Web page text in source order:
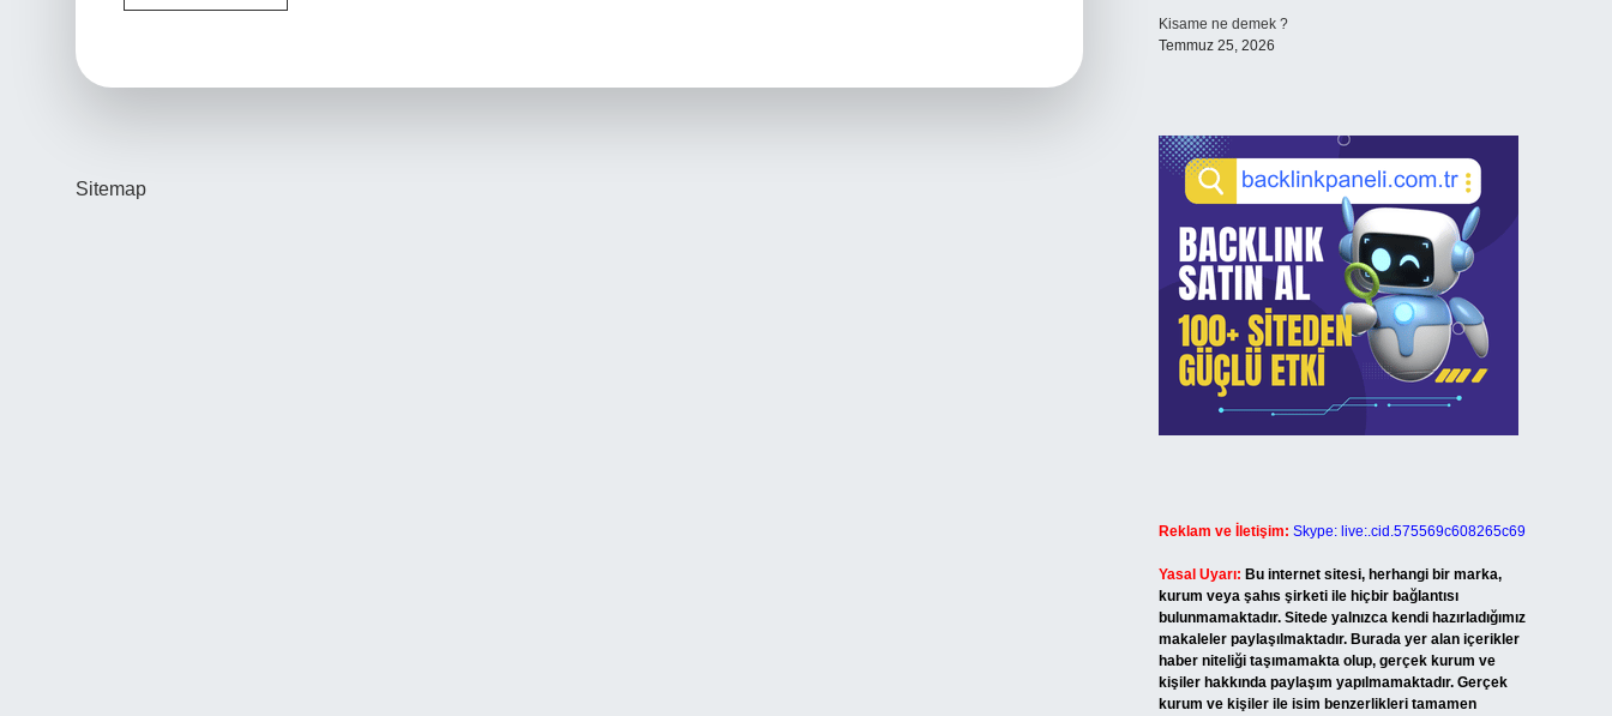
0
Sitemap
Kisame ne demek ?
Temmuz 25, 2026
Reklam ve İletişim: Skype: live:.cid.575569c608265c69
Yasal Uyarı: Bu internet sitesi, herhangi bir marka,
kurum veya şahıs şirketi ile hiçbir bağlantısı
bulunmamaktadır. Sitede yalnızca kendi hazırladığımız
makaleler paylaşılmaktadır. Burada yer alan içerikler
haber niteliği taşımamakta olup, gerçek kurum ve
kişiler hakkında paylaşım yapılmamaktadır. Gerçek
kurum ve kişiler ile isim benzerlikleri tamamen